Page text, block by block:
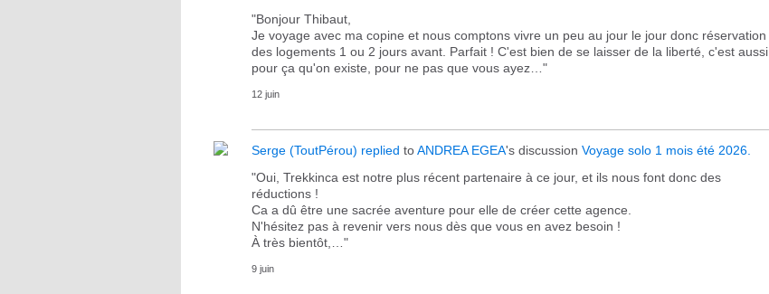
"Bonjour Thibaut,
Je voyage avec ma copine et nous comptons vivre un peu au jour le jour donc réservation
des logements 1 ou 2 jours avant. Parfait ! C'est bien de se laisser de la liberté, c'est aussi
pour ça qu'on existe, pour ne pas que vous ayez…"
12 juin
Serge (ToutPérou) replied toANDREA EGEA's discussion Voyage solo 1 mois été 2026.
"Oui, Trekkinca est notre plus récent partenaire à ce jour, et ils nous font donc des
réductions !
Ca a dû être une sacrée aventure pour elle de créer cette agence.
N'hésitez pas à revenir vers nous dès que vous en avez besoin !
À très bientôt,…"
9 juin